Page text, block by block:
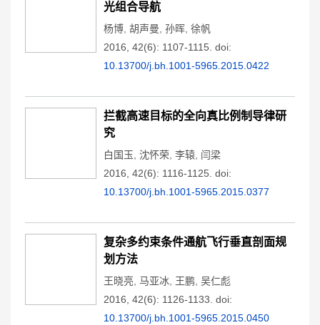
光组合导航
杨博 胡声曼 孙晖 徐帆
2016, 42(6): 1107-1115. doi:
10.13700/j.bh.1001-5965.2015.0422
拦截高速目标的全向真比例制导律研
究
白国玉 沈怀荣 李辕 闫梁
2016, 42(6): 1116-1125. doi:
10.13700/j.bh.1001-5965.2015.0377
复杂多约束条件通航飞行垂直剖面规
划方法
王晓亮 马亚冰 王鹏 吴仁彪
2016, 42(6): 1126-1133. doi:
10.13700/j.bh.1001-5965.2015.0450